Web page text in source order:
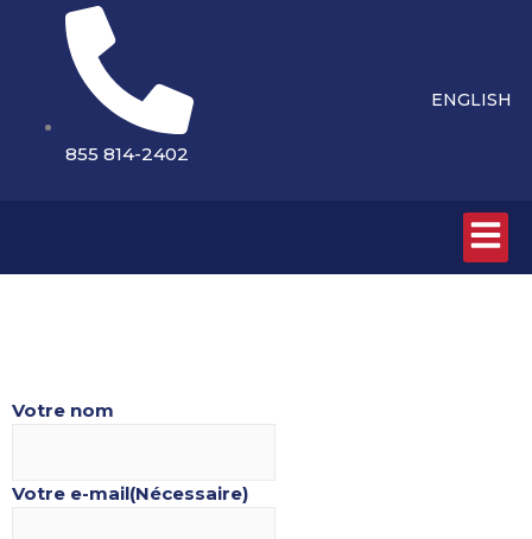
contenu
855 814-2402
ENGLISH
Votre nom
Votre e-mail(Nécessaire)